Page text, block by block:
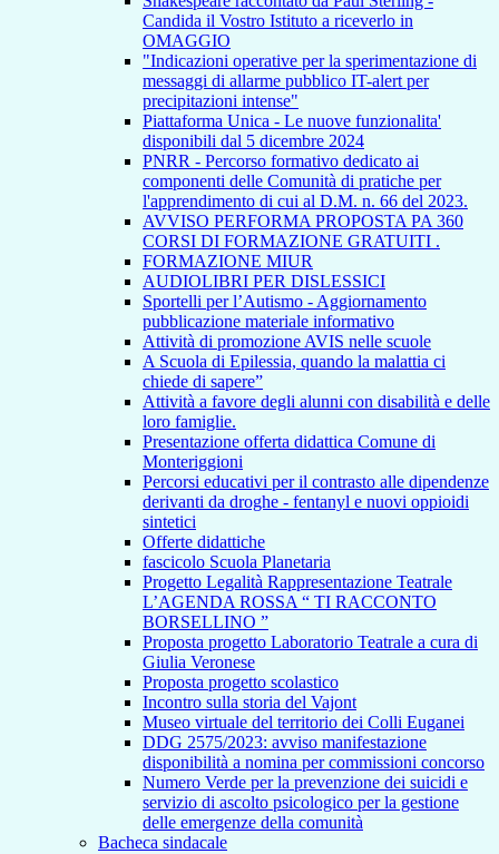
Candida il Vostro Istituto a riceverlo in
OMAGGIO
"Indicazioni operative per la sperimentazione di
messaggi di allarme pubblico IT-alert per
precipitazioni intense"
Piattaforma Unica - Le nuove funzionalita'
disponibili dal 5 dicembre 2024
PNRR - Percorso formativo dedicato ai
componenti delle Comunità di pratiche per
l'apprendimento di cui al D.M. n. 66 del 2023.
AVVISO PERFORMA PROPOSTA PA 360
CORSI DI FORMAZIONE GRATUITI .
FORMAZIONE MIUR
AUDIOLIBRI PER DISLESSICI
Sportelli per l’Autismo - Aggiornamento
pubblicazione materiale informativo
Attività di promozione AVIS nelle scuole
A Scuola di Epilessia, quando la malattia ci
chiede di sapere”
Attività a favore degli alunni con disabilità e delle
loro famiglie.
Presentazione offerta didattica Comune di
Monteriggioni
Percorsi educativi per il contrasto alle dipendenze
derivanti da droghe - fentanyl e nuovi oppioidi
sintetici
Offerte didattiche
fascicolo Scuola Planetaria
Progetto Legalità Rappresentazione Teatrale
L’AGENDA ROSSA “ TI RACCONTO
BORSELLINO ”
Proposta progetto Laboratorio Teatrale a cura di
Giulia Veronese
Proposta progetto scolastico
Incontro sulla storia del Vajont
Museo virtuale del territorio dei Colli Euganei
DDG 2575/2023: avviso manifestazione
disponibilità a nomina per commissioni concorso
Numero Verde per la prevenzione dei suicidi e
servizio di ascolto psicologico per la gestione
delle emergenze della comunità
Bacheca sindacale